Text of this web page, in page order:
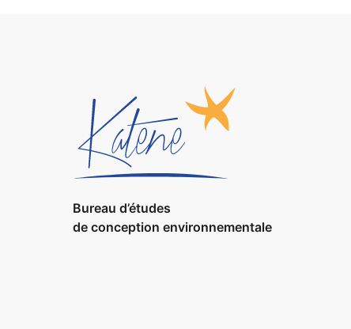
Bureau d’études
de conception environnementale